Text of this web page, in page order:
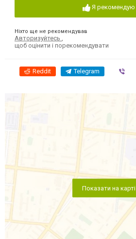
Я рекомендую
Ніхто ще не рекомендував
Авторизуйтесь
щоб оцінити і порекомендувати
Reddit Telegram
Показати на карті